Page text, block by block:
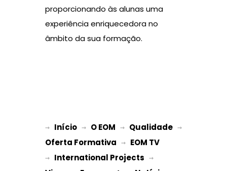
proporcionando às alunas uma
experiência enriquecedora no
âmbito da sua formação.
→ Início → O EOM → Qualidade
Oferta Formativa → EOM TV
→ International Projects